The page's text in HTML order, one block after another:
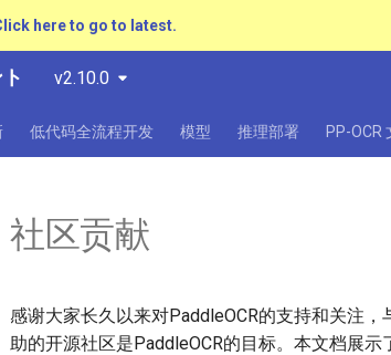
here to go to latest.
v2.10.0
低代码全流程开发 模型 推理部署 PP-OCR
社区贡献
感谢大家长久以来对PaddleOCR的支持和关注
助的开源社区是PaddleOCR的目标。本文档展